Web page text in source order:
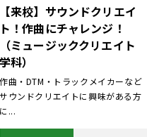
【来校】サウンドクリエイ
ト！作曲にチャレンジ！
（ミュージッククリエイト
学科）
作曲・DTM・トラックメイカーなど
サウンドクリエイトに興味がある方
に...